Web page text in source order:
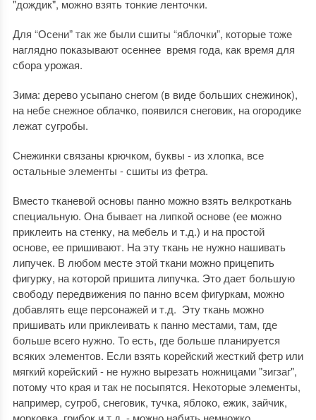
"дождик", можно взять тонкие ленточки.
Для “Осени” так же были сшиты “яблочки”, которые тоже
наглядно показывают осеннее время года, как время для
сбора урожая.
Зима: дерево усыпано снегом (в виде больших снежинок),
на небе снежное облачко, появился снеговик, на огородике
лежат сугробы.
Снежинки связаны крючком, буквы - из хлопка, все
остальные элементы - сшиты из фетра.
Вместо тканевой основы панно можно взять велкроткань
специальную. Она бывает на липкой основе (ее можно
приклеить на стенку, на мебель и т.д.) и на простой
основе, ее пришивают. На эту ткань не нужно нашивать
липучек. В любом месте этой ткани можно прицепить
фигурку, на которой пришита липучка. Это дает большую
свободу передвижения по панно всем фигуркам, можно
добавлять еще персонажей и т.д. Эту ткань можно
пришивать или приклеивать к панно местами, там, где
больше всего нужно. То есть, где больше планируется
всяких элементов. Если взять корейский жесткий фетр или
мягкий корейский - не нужно вырезать ножницами "зигзаг",
потому что края и так не посыпятся. Некоторые элементы,
например, сугроб, снеговик, тучка, яблоко, ежик, зайчик,